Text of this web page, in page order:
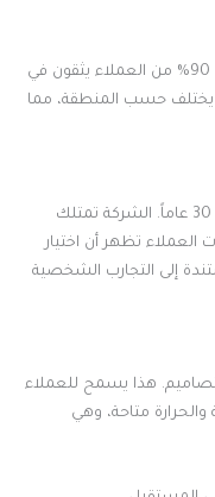
سمعة الشركة الجيدة تجذب العملاء الجدد. 90% من العملاء يثقون في
حسب المنطقة، مما
نجاح شركة جدار يعود لتجربتها التي تزيد عن 30 عاماً. الشركة تمتلك
العملاء تظهر أن اختيار
إلى التجارب الشخصية
هذا يسمح للعملاء
متاحة، وهي